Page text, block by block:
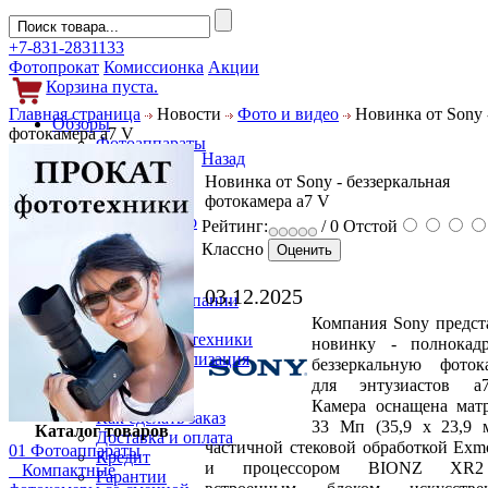
+7-831-2831133
Фотопрокат Комиссионка Акции
Корзина пуста.
Обзоры
Фотоаппараты
Объективы
Фильтры
Новости
Фото и видео
Гаджеты
Аксессуары
Слухи
Новости компании
Услуги
Прокат фототехники
Выкуп и реализация
Покупателям
Акции
Как сделать заказ
Доставка и оплата
Кредит
Гарантии
Главная страница Новости Фото и видео
Новинка от Sony
фотокамера a7 V
Каталог товаров
01 Фотоаппараты
Компактные
Назад
Новинка от Sony - беззеркальная
фотокамера a7 V
Рейтинг:
/ 0 Отстой
Классно
03.12.2025
Компания Sony
новинку -
беззеркальную
для энтузиастов
Камера оснащена
33 Мп (35,9 x 23,9
частичной стековой обработкой
и процессором BIONZ